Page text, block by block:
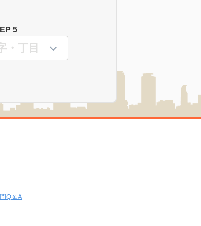
5
Q＆A